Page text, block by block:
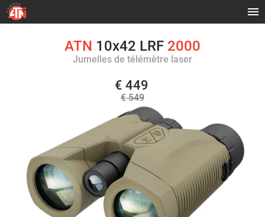
ATN 10x42 LRF 2000
Jumelles de télémètre laser
€ 449
€ 549